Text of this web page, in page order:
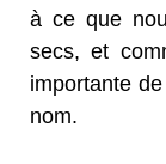
à ce que
secs, et
importante
nom.